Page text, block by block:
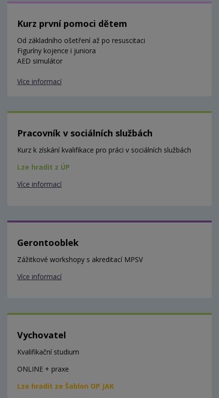
Kurz první pomoci dětem
Od základního ošetření až po resuscitaci
Figuríny kojence i juniora
AED simulátor
Více informací
Pracovník v sociálních službách
Kurz k získání kvalifikace pro práci v sociálních službách
Lze hradit z ÚP
Více informací
Gerontooblek
Zážitkové workshopy s akreditací MPSV
Více informací
Vychovatel
Kvalifikační studium
ONLINE + praxe
Lze hradit ze Šablon OP JAK